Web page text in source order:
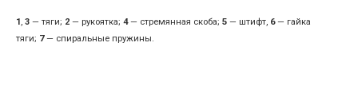
1 , 3 — тяги; 2 — рукоятка; 4— стремянная скоба; 5 — штифт, 6— гайка
тяги; 7— спиральные пружины.